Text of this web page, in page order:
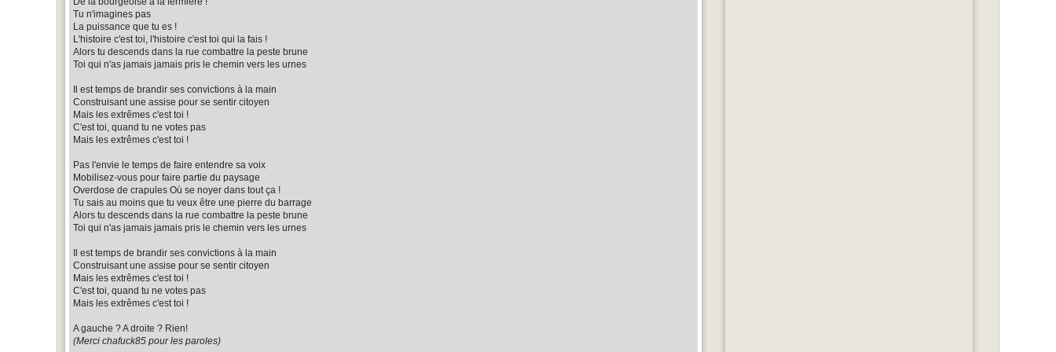
Tu n'imagines pas
La puissance que tu es !
L'histoire c'est toi, l'histoire c'est toi qui la fais !
Alors tu descends dans la rue combattre la peste brune
Toi qui n'as jamais jamais pris le chemin vers les urnes
Il est temps de brandir ses convictions à la main
Construisant une assise pour se sentir citoyen
Mais les extrêmes c'est toi !
C'est toi, quand tu ne votes pas
Mais les extrêmes c'est toi !
Pas l'envie le temps de faire entendre sa voix
Mobilisez-vous pour faire partie du paysage
Overdose de crapules Où se noyer dans tout ça !
Tu sais au moins que tu veux être une pierre du barrage
Alors tu descends dans la rue combattre la peste brune
Toi qui n'as jamais jamais pris le chemin vers les urnes
Il est temps de brandir ses convictions à la main
Construisant une assise pour se sentir citoyen
Mais les extrêmes c'est toi !
C'est toi, quand tu ne votes pas
Mais les extrêmes c'est toi !
A gauche ? A droite ? Rien!
(Merci chafuck85 pour les paroles)